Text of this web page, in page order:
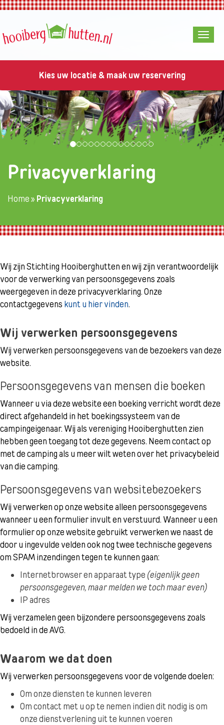
Kies uw locatie & maak uw reservering
Privacyverklaring
Home» Privacyverklaring
Wij zijn Stichting Hooiberghutten en wij zijn verantwoordelijk
voor de verwerking van persoonsgegevens zoals
weergegeven in deze privacyverklaring. Onze
contactgegevens kunt u hier vinden.
Wij verwerken persoonsgegevens
Wij verwerken persoonsgegevens van de bezoekers van deze
website.
Persoonsgegevens van mensen die boeken
Wanneer u via deze website een boeking verricht wordt deze
direct afgehandeld in het boekingssysteem van de
campingeigenaar. Wij als vereniging Hooiberghutten zien
hebben geen toegang tot deze gegevens. Neem contact op
met de camping als u meer wilt weten over het privacybeleid
van die camping.
Persoonsgegevens van websitebezoekers
Wij verwerken op onze website alleen persoonsgegevens
wanneer u een formulier invult en verstuurd. Wanneer u een
formulier op onze website gebruikt verwerken we naast de
door u ingevulde velden ook nog twee technische gegevens
om SPAM inzendingen tegen te kunnen gaan:
Internetbrowser en apparaat type (eigenlijk geen
persoonsgegeven, maar melden we toch maar even)
IP adres
Wij verzamelen geen bijzondere persoonsgegevens zoals
bedoeld in de AVG.
Waarom we dat doen
Wij verwerken persoonsgegevens voor de volgende doelen:
Om onze diensten te kunnen leveren
Om contact met u op te nemen indien dit nodig is om
onze dienstverlening uit te kunnen voeren